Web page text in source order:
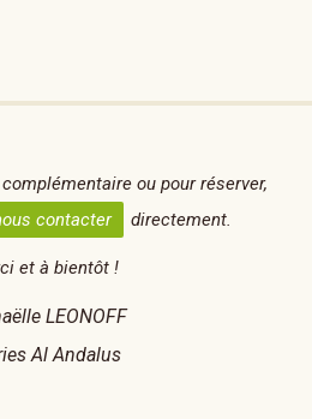
ou pour réserver,
contacter directement.
et à bientôt !
LEONOFF
Al Andalus